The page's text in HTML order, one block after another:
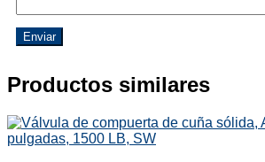
Enviar
Productos similares